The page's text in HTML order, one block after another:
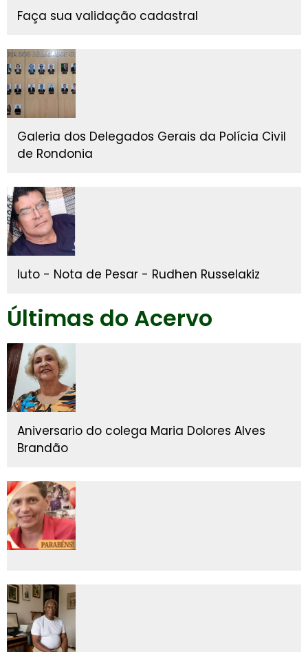
Faça sua validação cadastral
Galeria dos Delegados Gerais da Polícia Civil
de Rondonia
luto - Nota de Pesar - Rudhen Russelakiz
Últimas do Acervo
Aniversario do colega Maria Dolores Alves
Brandão